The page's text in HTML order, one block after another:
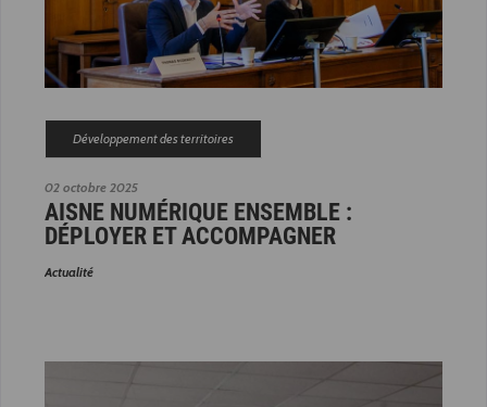
02 octobre 2025
Développement des territoires
AISNE NUMÉRIQUE ENSEMBLE :
DÉPLOYER ET ACCOMPAGNER
Actualité